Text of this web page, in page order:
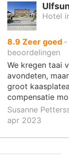
Hotel
8.9 uit
10
,
Zeer goed ‐
beoordelingen
We kregen taai
avondeten,
groot
compensatie
Susanne
apr 2023